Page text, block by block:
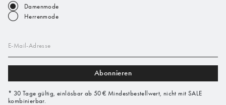
Damenmode
Herrenmode
E-Mail-Adresse
Abonnieren
* 30 Tage gültig, einlösbar ab 50 € Mindestbestellwert, nicht mit SALE
kombinierbar.